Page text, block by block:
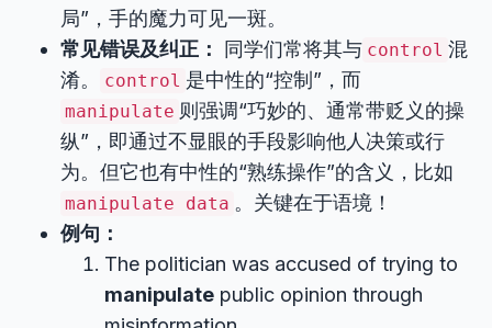
局”，手的魔力可见一斑。
常见错误及纠正：
同学们常将其与 control 混
淆。
control 是中性的“控制”，而
manipulate 则强调“巧妙的、通常带贬义的操
纵”，即通过不显眼的手段影响他人决策或行
为。但它也有中性的“熟练操作”的含义，比如
manipulate data 。关键在于语境！
例句：
The politician was accused of trying to
manipulate public opinion through